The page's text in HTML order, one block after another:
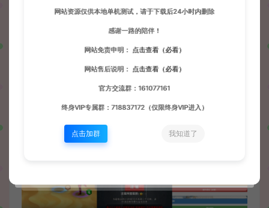
网站资源仅供本地单机测试，请于下载后24小时内删除
感谢一路的陪伴！
网站免责申明： 点击查看（必看）
网站售后说明： 点击查看（必看）
官方交流群：161077161
终身VIP专属群：718837172（仅限终身VIP进入）
点击加群 我知道了